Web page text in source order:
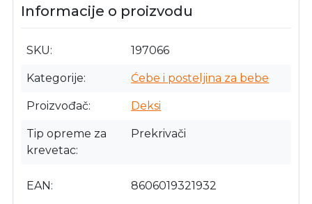
Informacije o proizvodu
SKU 197066
Kategorije Ćebe i posteljina za bebe
Proizvođač Deksi
Tip opreme za
krevetac
Prekrivači
EAN 8606019321932